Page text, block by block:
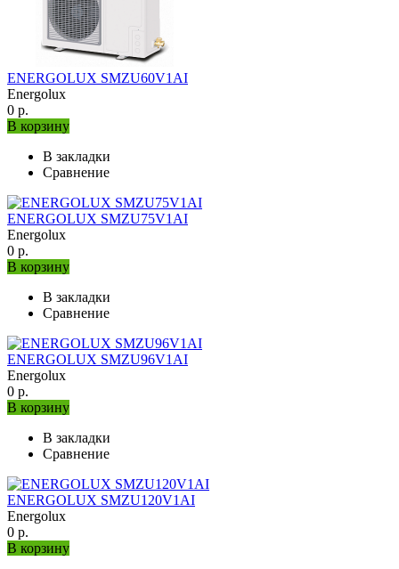
ENERGOLUX SMZU60V1AI
Energolux
0 р.
В корзину
В закладки
Сравнение
ENERGOLUX SMZU75V1AI
Energolux
0 р.
В корзину
В закладки
Сравнение
ENERGOLUX SMZU96V1AI
Energolux
0 р.
В корзину
В закладки
Сравнение
ENERGOLUX SMZU120V1AI
Energolux
0 р.
В корзину